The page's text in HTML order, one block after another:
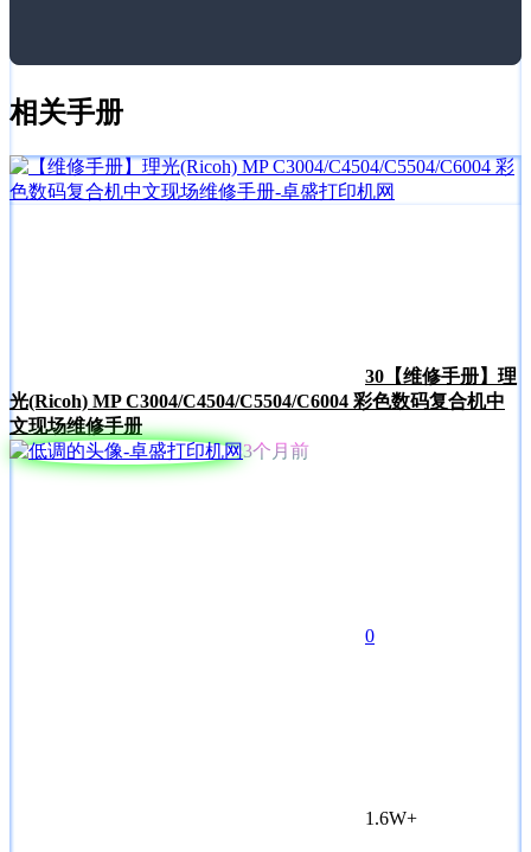
相关手册
30 【维修手册】理
光(Ricoh) MP C3004/C4504/C5504/C6004 彩色数码复合机中
文现场维修手册
3个月前
0
1.6W+